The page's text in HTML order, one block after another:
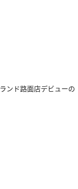
ンド路面店デビューの